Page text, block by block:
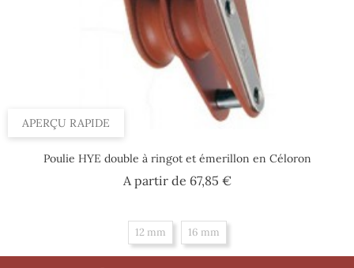
APERÇU RAPIDE
Poulie HYE double à ringot et émerillon en Céloron
A partir de 67,85 €Prix
12 mm 16 mm